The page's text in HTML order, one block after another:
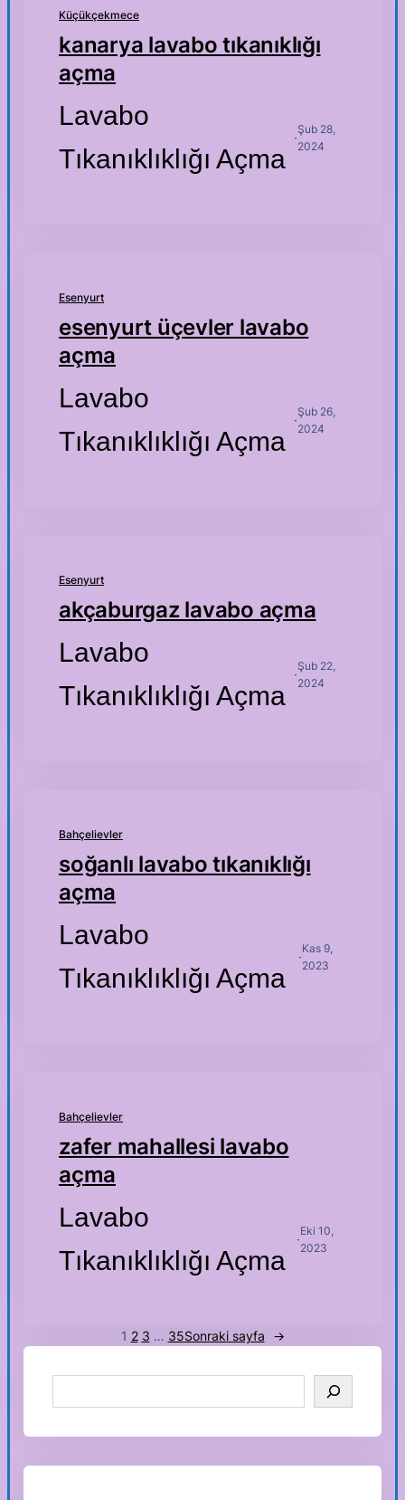
Küçükçekmece
kanarya lavabo tıkanıklığı
açma
Lavabo
Tıkanıklıklığı Açma
·
Şub 28,
2024
Esenyurt
esenyurt üçevler lavabo
açma
Lavabo
Tıkanıklıklığı Açma
·
Şub 26,
2024
Esenyurt
akçaburgaz lavabo açma
Lavabo
Tıkanıklıklığı Açma
·
Şub 22,
2024
Bahçelievler
soğanlı lavabo tıkanıklığı
açma
Lavabo
Tıkanıklıklığı Açma
·
Kas 9,
2023
Bahçelievler
zafer mahallesi lavabo
açma
Lavabo
Tıkanıklıklığı Açma
·
Eki 10,
2023
1 2 3 … 35Sonraki sayfa →
e
c